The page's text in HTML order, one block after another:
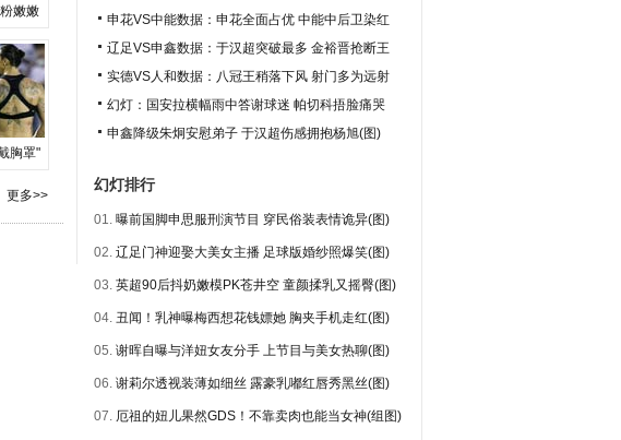
嫩嫩
胸罩"
更多>>
申花VS中能数据：申花全面占优 中能中后卫染红
辽足VS申鑫数据：于汉超突破最多 金裕晋抢断王
实德VS人和数据：八冠王稍落下风 射门多为远射
幻灯：国安拉横幅雨中答谢球迷 帕切科捂脸痛哭
申鑫降级朱炯安慰弟子 于汉超伤感拥抱杨旭(图)
幻灯排行
01. 曝前国脚申思服刑演节目 穿民俗装表情诡异(图)
02. 辽足门神迎娶大美女主播 足球版婚纱照爆笑(图)
03. 英超90后抖奶嫩模PK苍井空 童颜揉乳又摇臀(图)
04. 丑闻！乳神曝梅西想花钱嫖她 胸夹手机走红(图)
05. 谢晖自曝与洋妞女友分手 上节目与美女热聊(图)
06. 谢莉尔透视装薄如细丝 露豪乳嘟红唇秀黑丝(图)
07. 厄祖的妞儿果然GDS！不靠卖肉也能当女神(组图)